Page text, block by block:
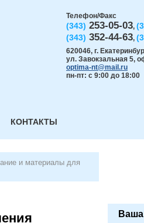
Телефон/Факс
(343) 253-05-03,
(343) 352-44-63,
620046, г.
ул. Завокзальная 5,
optima-nt@mail.ru
пн-пт: с 9:00 до 18:00
КОНТАКТЫ
и материалы для